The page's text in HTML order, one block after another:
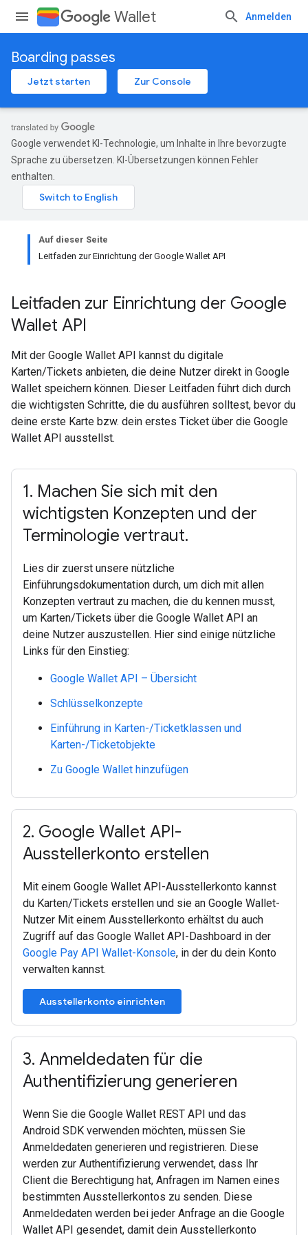
Wallet Anmelden
Boarding passes
Jetzt starten Zur Console
Google verwendet KI-Technologie, um Inhalte in Ihre bevorzugte
Sprache zu übersetzen. KI-Übersetzungen können Fehler
enthalten.
Auf dieser Seite
Leitfaden zur Einrichtung der Google Wallet API
Leitfaden zur Einrichtung der Google
Wallet API
Mit der Google Wallet API kannst du digitale
Karten/Tickets anbieten, die deine Nutzer direkt in Google
Wallet speichern können. Dieser Leitfaden führt dich durch
die wichtigsten Schritte, die du ausführen solltest, bevor du
deine erste Karte bzw. dein erstes Ticket über die Google
Wallet API ausstellst.
1. Machen Sie sich mit den
wichtigsten Konzepten und der
Terminologie vertraut.
Lies dir zuerst unsere nützliche
Einführungsdokumentation durch, um dich mit allen
Konzepten vertraut zu machen, die du kennen musst,
um Karten/Tickets über die Google Wallet API an
deine Nutzer auszustellen. Hier sind einige nützliche
Links für den Einstieg:
Google Wallet API – Übersicht
Schlüsselkonzepte
Einführung in Karten-/Ticketklassen und
Karten-/Ticketobjekte
Zu Google Wallet hinzufügen
2. Google Wallet API-
Ausstellerkonto erstellen
Mit einem Google Wallet API-Ausstellerkonto kannst
du Karten/Tickets erstellen und sie an Google Wallet-
Nutzer Mit einem Ausstellerkonto erhältst du auch
Zugriff auf das Google Wallet API-Dashboard in der
Google Pay API Wallet-Konsole, in der du dein Konto
verwalten kannst.
Ausstellerkonto einrichten
3. Anmeldedaten für die
Authentifizierung generieren
Wenn Sie die Google Wallet REST API und das
Android SDK verwenden möchten, müssen Sie
Anmeldedaten generieren und registrieren. Diese
werden zur Authentifizierung verwendet, dass Ihr
Client die Berechtigung hat, Anfragen im Namen eines
bestimmten Ausstellerkontos zu senden. Diese
Anmeldedaten werden bei jeder Anfrage an die Google
Wallet API gesendet, damit dein Ausstellerkonto